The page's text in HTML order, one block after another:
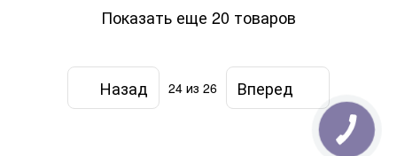
Показать еще 20 товаров
Назад 24 из 26 Вперед